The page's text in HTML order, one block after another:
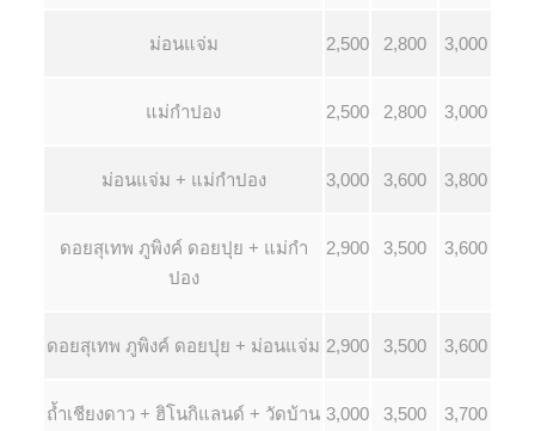
ม่อนแจ่ม 2,500 2,800 3,000
แม่กำปอง 2,500 2,800 3,000
ม่อนแจ่ม + แม่กำปอง 3,000 3,600 3,800
ดอยสุเทพ ภูพิงค์ ดอยปุย + แม่กำ
ปอง
2,900 3,500 3,600
ดอยสุเทพ ภูพิงค์ ดอยปุย + ม่อนแจ่ม 2,900 3,500 3,600
ถ้ำเชียงดาว + ฮิโนกิแลนด์ + วัดบ้าน 3,000 3,500 3,700